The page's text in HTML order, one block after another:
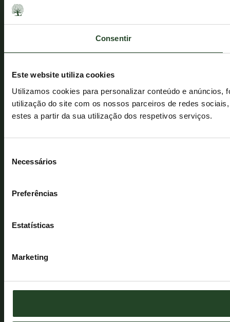
Consentir
Este website utiliza cookies
Utilizamos cookies para personalizar conteúdo e anúncios,
utilização do site com os nossos parceiros de redes
estes a partir da sua utilização dos respetivos serviços.
Necessários
Preferências
Estatísticas
Marketing